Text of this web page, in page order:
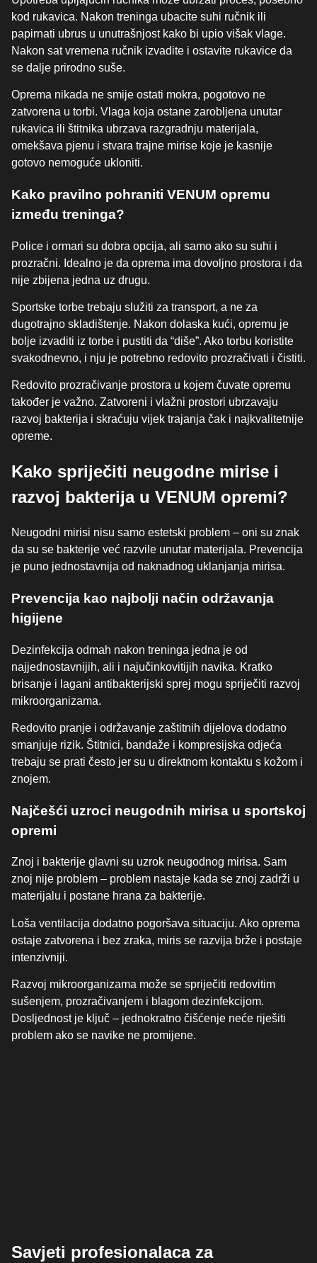
kod rukavica. Nakon treninga ubacite suhi ručnik ili
papirnati ubrus u unutrašnjost kako bi upio višak vlage.
Nakon sat vremena ručnik izvadite i ostavite rukavice da
se dalje prirodno suše.
Oprema nikada ne smije ostati mokra, pogotovo ne
zatvorena u torbi. Vlaga koja ostane zarobljena unutar
rukavica ili štitnika ubrzava razgradnju materijala,
omekšava pjenu i stvara trajne mirise koje je kasnije
gotovo nemoguće ukloniti.
Kako pravilno pohraniti VENUM opremu
između treninga?
Police i ormari su dobra opcija, ali samo ako su suhi i
prozračni. Idealno je da oprema ima dovoljno prostora i da
nije zbijena jedna uz drugu.
Sportske torbe trebaju služiti za transport, a ne za
dugotrajno skladištenje. Nakon dolaska kući, opremu je
bolje izvaditi iz torbe i pustiti da “diše”. Ako torbu koristite
svakodnevno, i nju je potrebno redovito prozračivati i čistiti.
Redovito prozračivanje prostora u kojem čuvate opremu
također je važno. Zatvoreni i vlažni prostori ubrzavaju
razvoj bakterija i skraćuju vijek trajanja čak i najkvalitetnije
opreme.
Kako spriječiti neugodne mirise i
razvoj bakterija u VENUM opremi?
Neugodni mirisi nisu samo estetski problem – oni su znak
da su se bakterije već razvile unutar materijala. Prevencija
je puno jednostavnija od naknadnog uklanjanja mirisa.
Prevencija kao najbolji način održavanja
higijene
Dezinfekcija odmah nakon treninga jedna je od
najjednostavnijih, ali i najučinkovitijih navika. Kratko
brisanje i lagani antibakterijski sprej mogu spriječiti razvoj
mikroorganizama.
Redovito pranje i održavanje zaštitnih dijelova dodatno
smanjuje rizik. Štitnici, bandaže i kompresijska odjeća
trebaju se prati često jer su u direktnom kontaktu s kožom i
znojem.
Najčešći uzroci neugodnih mirisa u sportskoj
opremi
Znoj i bakterije glavni su uzrok neugodnog mirisa. Sam
znoj nije problem – problem nastaje kada se znoj zadrži u
materijalu i postane hrana za bakterije.
Loša ventilacija dodatno pogoršava situaciju. Ako oprema
ostaje zatvorena i bez zraka, miris se razvija brže i postaje
intenzivniji.
Razvoj mikroorganizama može se spriječiti redovitim
sušenjem, prozračivanjem i blagom dezinfekcijom.
Dosljednost je ključ – jednokratno čišćenje neće riješiti
problem ako se navike ne promijene.
Savjeti profesionalaca za